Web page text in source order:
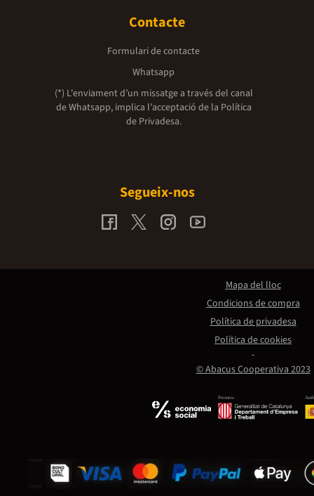
Contacte
Formulari de contacte
Whatsapp
(*) L'enviament d’un missatge a través del canal
de Whatsapp, implica l'acceptació de la Política
de Privadesa.
Segueix-nos
Promou:
© Abacus Cooperativa 2023
Mapa del lloc
Condicions de compra
Política de privadesa
Política de cookies